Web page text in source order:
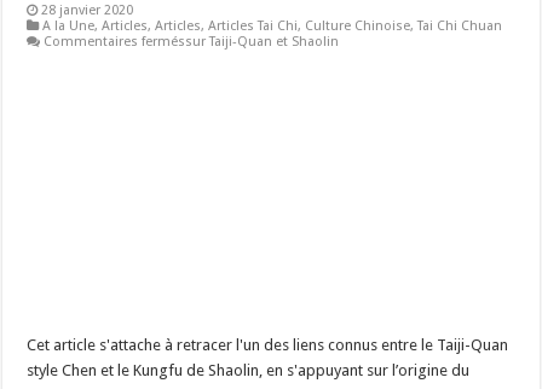
28 janvier 2020
A la Une,Articles,Articles,Articles Tai Chi, Culture Chinoise,Tai Chi Chuan
Commentaires ferméssur Taiji-Quan et Shaolin
Cet article s'attache à retracer l'un des liens connus entre le Taiji-Quan
style Chen et le Kungfu de Shaolin, en s'appuyant sur l’origine du